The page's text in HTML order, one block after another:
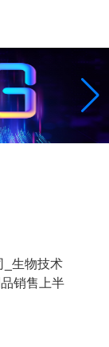
_生物技术
销售上半